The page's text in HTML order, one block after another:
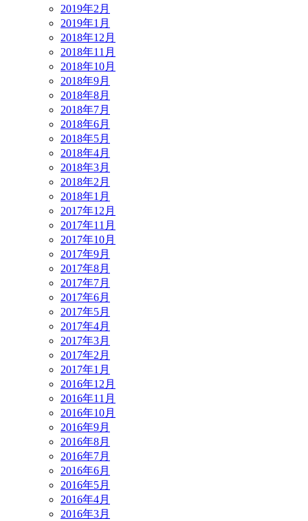
2019年2月
2019年1月
2018年12月
2018年11月
2018年10月
2018年9月
2018年8月
2018年7月
2018年6月
2018年5月
2018年4月
2018年3月
2018年2月
2018年1月
2017年12月
2017年11月
2017年10月
2017年9月
2017年8月
2017年7月
2017年6月
2017年5月
2017年4月
2017年3月
2017年2月
2017年1月
2016年12月
2016年11月
2016年10月
2016年9月
2016年8月
2016年7月
2016年6月
2016年5月
2016年4月
2016年3月